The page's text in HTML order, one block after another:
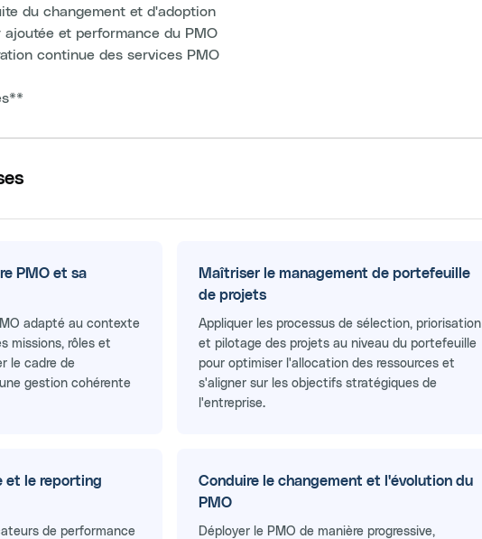
du changement et d'adoption
et performance du PMO
continue des services PMO
PMO et sa
adapté au contexte
missions, rôles et
le cadre de
gestion cohérente
Maîtriser le management de portefeuille
de projets
Appliquer les processus de sélection, priorisation
et pilotage des projets au niveau du portefeuille
pour optimiser l'allocation des ressources et
s'aligner sur les objectifs stratégiques de
l'entreprise.
et le reporting
de performance
Conduire le changement et l'évolution du
PMO
Déployer le PMO de manière progressive,